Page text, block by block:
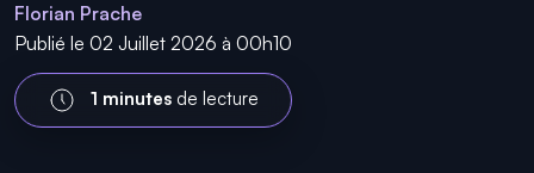
Florian Prache
Publié le 02 Juillet 2026 à 00h10
1 minutes de lecture